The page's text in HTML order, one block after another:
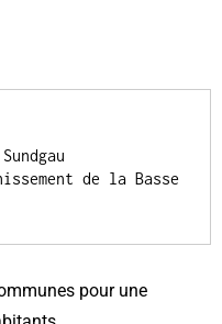
de la Basse
pour une